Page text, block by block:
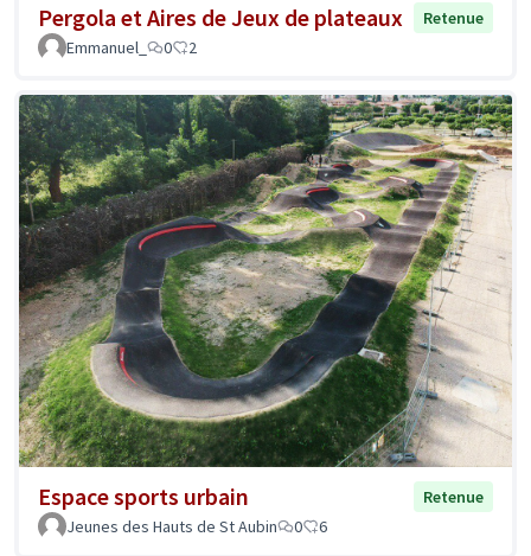
Pergola et Aires de Jeux de plateaux
Retenue
Emmanuel_
0 2
Espace sports urbain
Retenue
Jeunes des Hauts de St Aubin
0 6